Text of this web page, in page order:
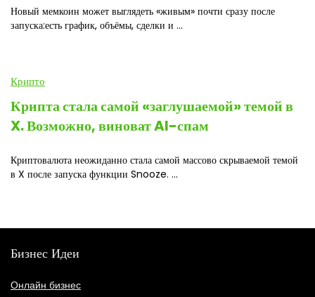
Новый мемкоин может выглядеть «живым» почти сразу после
запуска:есть график, объёмы, сделки и ...
Крипто
Крипта стала самой «заглушаемой» темой в
X. Возможно, виноват AI-спам
Криптовалюта неожиданно стала самой массово скрываемой темой
в X после запуска функции Snooze. ...
Бизнес Идеи
Онлайн бизнес